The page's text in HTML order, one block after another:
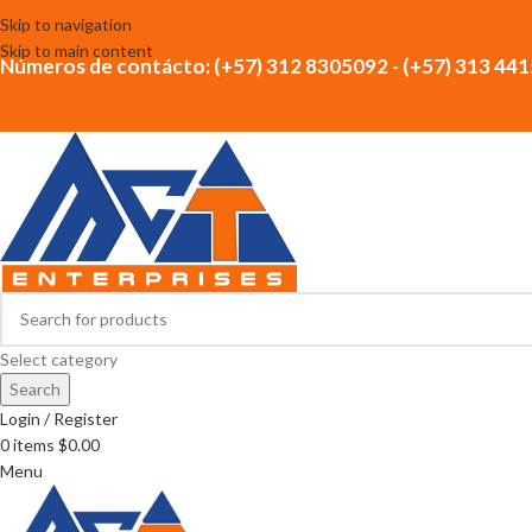
Skip to navigation
Skip to main content
Números de contácto: (+57) 312 8305092 - (+57) 313
Select category
Search
Login / Register
0items $0.00
Menu